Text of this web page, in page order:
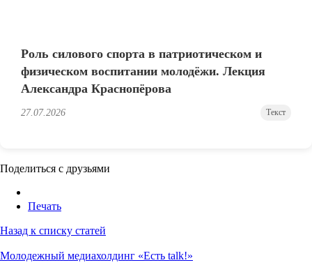
Роль силового спорта в патриотическом и
физическом воспитании молодёжи. Лекция
Александра Краснопёрова
27.07.2026 Текст
Поделиться с друзьями
Печать
Назад к списку статей
Молодежный медиахолдинг «Есть talk!»